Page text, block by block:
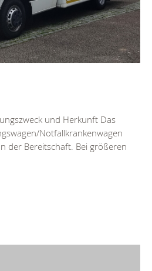
und Herkunft Das
Notfallkrankenwagen
der Bereitschaft. Bei größeren